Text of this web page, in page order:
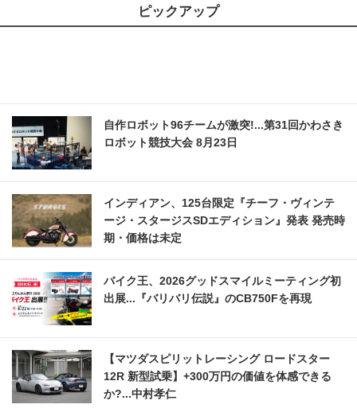
ピックアップ
自作ロボット96チームが激突!...第31回かわさき
ロボット競技大会 8月23日
インディアン、125台限定『チーフ・ヴィンテ
ージ・スタージスSDエディション』発表 発売時
期・価格は未定
バイク王、2026グッドスマイルミーティング初
出展...『バリバリ伝説』のCB750Fを再現
【マツダスピリットレーシング ロードスター
12R 新型試乗】+300万円の価値を体感できる
か?...中村孝仁